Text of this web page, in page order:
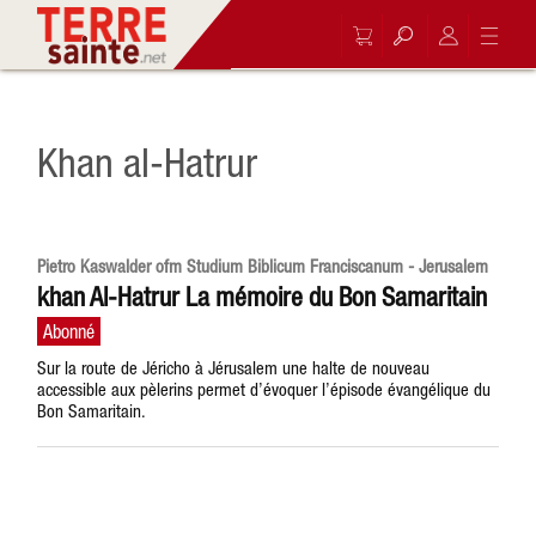
Khan al-Hatrur
Pietro Kaswalder ofm Studium Biblicum Franciscanum - Jerusalem
khan Al-Hatrur La mémoire du Bon Samaritain
Sur la route de Jéricho à Jérusalem une halte de nouveau
accessible aux pèlerins permet d’évoquer l’épisode évangélique du
Bon Samaritain.